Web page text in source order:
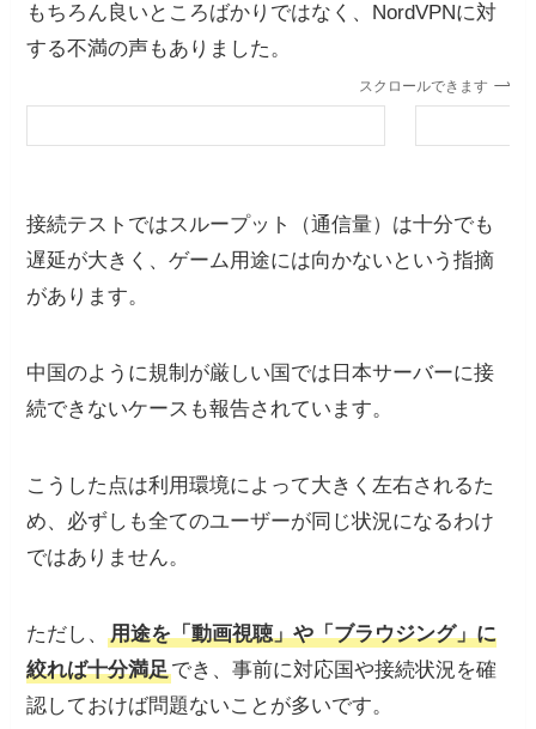
もちろん良いところばかりではなく、NordVPNに対
する不満の声もありました。
スクロールできます
接続テストではスループット（通信量）は十分でも
遅延が大きく、ゲーム用途には向かないという指摘
があります。
中国のように規制が厳しい国では日本サーバーに接
続できないケースも報告されています。
こうした点は利用環境によって大きく左右されるた
め、必ずしも全てのユーザーが同じ状況になるわけ
ではありません。
ただし、用途を「動画視聴」や「ブラウジング」に
絞れば十分満足でき、事前に対応国や接続状況を確
認しておけば問題ないことが多いです。